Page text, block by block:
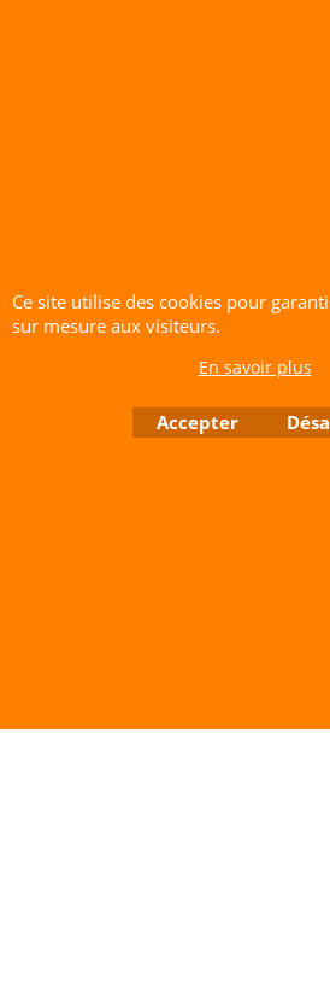
Ce site utilise des cookies pour
sur mesure aux visiteurs.
En savoir plus
Accepter